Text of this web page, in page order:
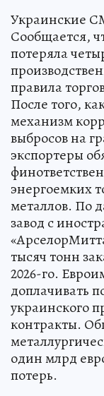
Украинские
Сообщается,
потеряла
правила
После того,
механизм
выбросов на
экспортеры
энергоемких
металлов. По
завод с
тысяч тонн
2026-го.
доплачивать
украинского
контракты.
один млрд
потерь.